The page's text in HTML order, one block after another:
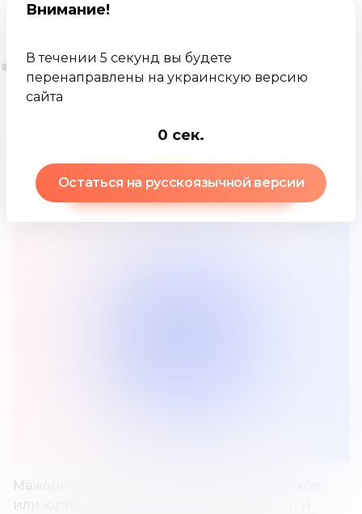
Внимание!
В течении 5 секунд вы будете
перенаправлены на украинскую версию
сайта
0 сек.
Остаться на русскоязычной версии
Мажоритарный акционер
Мажоритарный акционер — это физическое
или юридическое лицо, которое владеет и